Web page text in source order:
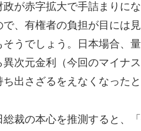
政が赤字拡大で手詰まりに
、有権者の負担が目には
うでしょう。日本場合、
次元金利（今回のマイナ
出さざるをえなくなった
総裁の本心を推測すると、